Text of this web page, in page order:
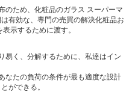
のため、化粧品のガラス スーパーマ
有効な、専門の売買の解決化粧品お
示するために渡す。
易く、分解するために、私達はイン
なたの負荷の条件が最も適度な設計
ができる。